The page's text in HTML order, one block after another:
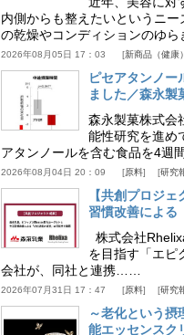
内側からも整えたいというニ
の乾燥やコンディションのゆ
2026年08月05日 17：03 新商品（健康）
ピセアタンノー
ました／森永製
森永製菓株式会
能性研究を進め
アタンノールを含む食品を4週
2026年08月04日 20：09 原料 研究
【共創プロジ
習慣改善による
株式会社
を目指す「エピ
会社が、同社と連携……
2026年07月31日 17：47 原料 研究
～老化という
能エッセンスク